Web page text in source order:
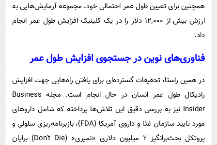
همچنین برای تعیین طول عمر احتمالی خود، مجموعه آزمایش‌هایی به
ارزش بیش از ۱۲٬۰۰۰ دلار را در یک کلینیک افزایش طول عمر انجام
داد.
فناوری‌های نوین در جستجوی افزایش طول عمر
در همین راستا، تحقیقات گسترده‌ای برای یافتن راه‌هایی جهت افزایش
رادیکال طول عمر انسان در حال انجام است. مجله Business
Insider نیز به بررسی دقیق این تلاش‌ها پرداخته که شامل داروهای
مورد تایید سازمان غذا و داروی آمریکا (FDA)، بازبرنامه‌ریزی سلولی و
پروتکل بحث‌برانگیز ۲ میلیون دلاری «نمیری» (Don’t Die) برایان